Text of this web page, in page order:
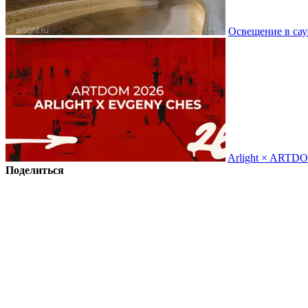
Освещение в
Arlight ×
Поделиться